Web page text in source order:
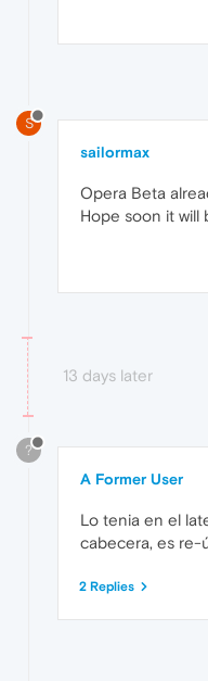
S
sailormax
Opera Beta
Hope soon it will
13 days later
?
A Former User
Lo tenia en el
cabecera, es re-
2 Replies